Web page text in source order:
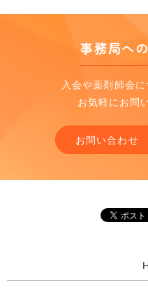
事務局へ
入会や薬剤師会
お気軽にお問
お問い合わせ